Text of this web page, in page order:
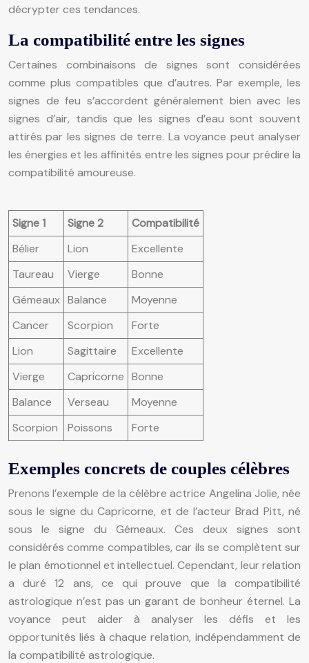
décrypter ces tendances.
La compatibilité entre les signes
Certaines combinaisons de signes sont considérées
comme plus compatibles que d’autres. Par exemple, les
signes de feu s’accordent généralement bien avec les
signes d’air, tandis que les signes d’eau sont souvent
attirés par les signes de terre. La voyance peut analyser
les énergies et les affinités entre les signes pour prédire la
compatibilité amoureuse.
Signe 1 Signe 2
Compatibilité
Bélier
Lion
Excellente
Taureau
Vierge
Bonne
Gémeaux Balance
Moyenne
Cancer
Scorpion
Forte
Lion
Sagittaire
Excellente
Vierge
Capricorne Bonne
Balance
Verseau
Moyenne
Scorpion
Poissons Forte
Exemples concrets de couples célèbres
Prenons l’exemple de la célèbre actrice Angelina Jolie, née
sous le signe du Capricorne, et de l’acteur Brad Pitt, né
sous le signe du Gémeaux. Ces deux signes sont
considérés comme compatibles, car ils se complètent sur
le plan émotionnel et intellectuel. Cependant, leur relation
a duré 12 ans, ce qui prouve que la compatibilité
astrologique n’est pas un garant de bonheur éternel. La
voyance peut aider à analyser les défis et les
opportunités liés à chaque relation, indépendamment de
la compatibilité astrologique.